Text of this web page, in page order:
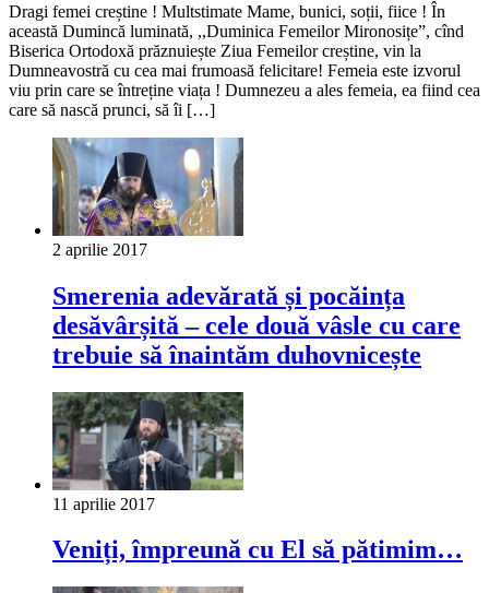
Dragi femei creștine ! Multstimate Mame, bunici, soții, fiice ! În
această Dumincă luminată, ,,Duminica Femeilor Mironosițe”, cînd
Biserica Ortodoxă prăznuiește Ziua Femeilor creștine, vin la
Dumneavostră cu cea mai frumoasă felicitare! Femeia este izvorul
viu prin care se întreține viața ! Dumnezeu a ales femeia, ea fiind cea
care să nască prunci, să îi […]
2 aprilie 2017
Smerenia adevărată și pocăința
desăvârșită – cele două vâsle cu care
trebuie să înaintăm duhovnicește
11 aprilie 2017
Veniți, împreună cu El să pătimim…